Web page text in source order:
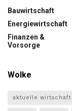
Bauwirtschaft
Energiewirtschaft
Finanzen &
Vorsorge
Wolke
aktuelle wirtschaft